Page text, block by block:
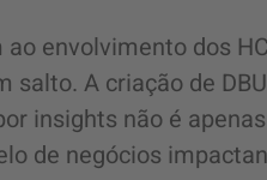
envolvimento dos
salto. A criação de
insights não é
de negócios